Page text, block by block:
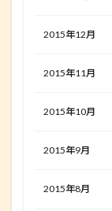
2015年12月
2015年11月
2015年10月
2015年9月
2015年8月